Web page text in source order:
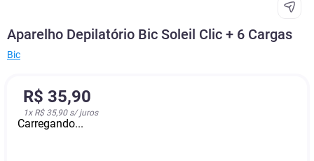
Aparelho Depilatório Bic Soleil Clic + 6 Cargas
Bic
R$ 35,90
1x R$ 35,90s/ juros
Carregando...